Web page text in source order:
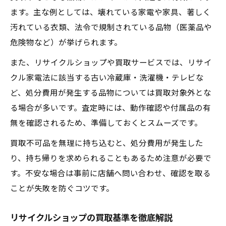
ます。主な例としては、壊れている家電や家具、著しく
汚れている衣類、法令で規制されている品物（医薬品や
危険物など）が挙げられます。
また、リサイクルショップや買取サービスでは、リサイ
クル家電法に該当する古い冷蔵庫・洗濯機・テレビな
ど、処分費用が発生する品物については買取対象外とな
る場合が多いです。査定時には、動作確認や付属品の有
無を確認されるため、準備しておくとスムーズです。
買取不可品を無理に持ち込むと、処分費用が発生した
り、持ち帰りを求められることもあるため注意が必要で
す。不安な場合は事前に店舗へ問い合わせ、確認を取る
ことが失敗を防ぐコツです。
リサイクルショップの買取基準を徹底解説